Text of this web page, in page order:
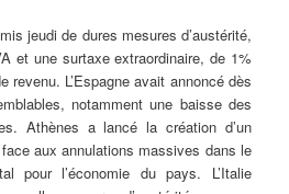
jeudi de dures mesures d’austérité,
et une surtaxe extraordinaire, de 1%
revenu. L’Espagne avait annoncé dès
notamment une baisse des
Athènes a lancé la création d’un
aux annulations massives dans le
pour l’économie du pays. L’Italie